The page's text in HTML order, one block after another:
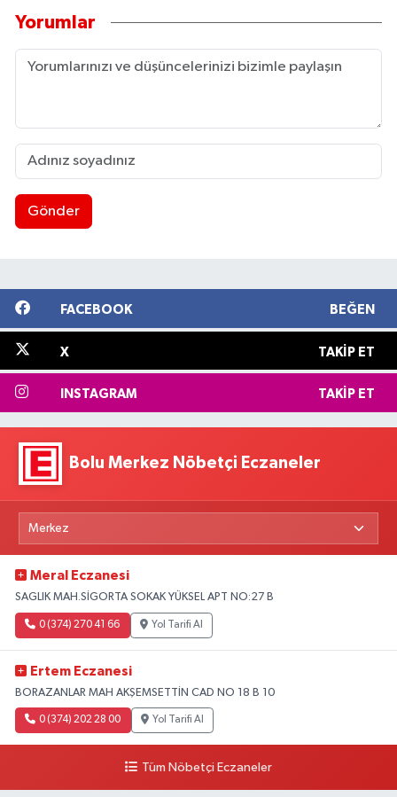
Yorumlar
Gönder
FACEBOOK BEĞEN
X TAKIP ET
INSTAGRAM TAKIP ET
Bolu Merkez Nöbetçi Eczaneler
Meral Eczanesi
SAGLIK MAH.SİGORTA SOKAK YÜKSEL APT NO:27 B
0 (374) 270 41 66 Yol Tarifi Al
Ertem Eczanesi
BORAZANLAR MAH AKŞEMSETTİN CAD NO 18 B 10
0 (374) 202 28 00 Yol Tarifi Al
Tüm Nöbetçi Eczaneler